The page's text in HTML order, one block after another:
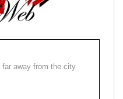
far away from the city